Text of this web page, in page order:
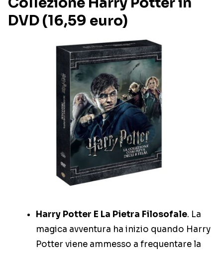
DVD (16,59 euro)
Harry Potter E La Pietra Filosofale. La
magica avventura ha inizio quando Harry
Potter viene ammesso a frequentare la